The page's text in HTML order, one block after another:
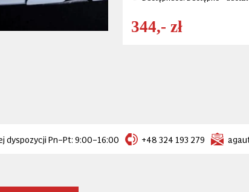
344,- zł
dyspozycji Pn–Pt: 9:00–16:00 +48 324 193 279